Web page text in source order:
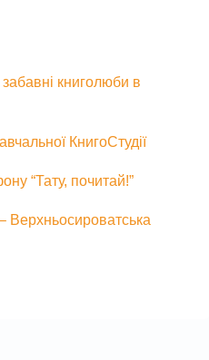
книголюби в
КнигоСтудії
“Тату, почитай!”
Верхньосироватська